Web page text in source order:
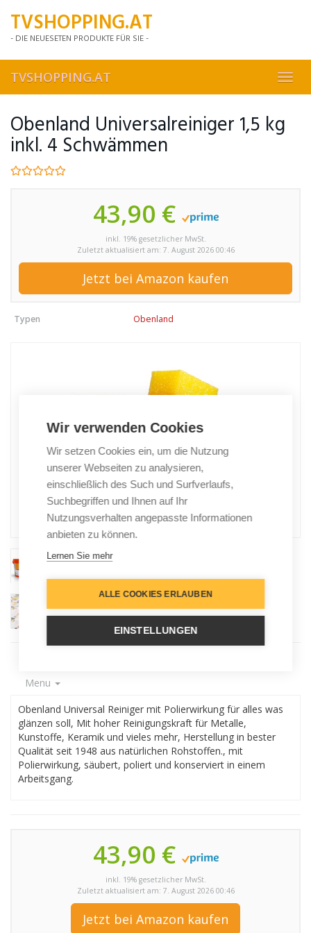
mainTVSHOPPING.AT
- DIE NEUESETEN PRODUKTE FÜR SIE -
TVSHOPPING.AT
Obenland Universalreiniger 1,5 kg
inkl. 4 Schwämmen
43,90 €
inkl. 19% gesetzlicher MwSt.
Zuletzt aktualisiert am: 7. August 2026 00:46
Jetzt bei Amazon kaufen
Typen Obenland
Menu
Obenland Universal Reiniger mit Polierwirkung für alles was
glänzen soll, Mit hoher Reinigungskraft für Metalle,
Kunstoffe, Keramik und vieles mehr, Herstellung in bester
Qualität seit 1948 aus natürlichen Rohstoffen., mit
Polierwirkung, säubert, poliert und konserviert in einem
Arbeitsgang.
43,90 €
inkl. 19% gesetzlicher MwSt.
Zuletzt aktualisiert am: 7. August 2026 00:46
Jetzt bei Amazon kaufen
Wir verwenden Cookies
Wir setzen Cookies ein, um die Nutzung
unserer Webseiten zu analysieren,
einschließlich des Such und Surfverlaufs,
Suchbegriffen und Ihnen auf Ihr
Nutzungsverhalten angepasste Informationen
anbieten zu können.
Lernen Sie mehr
ALLE COOKIES ERLAUBEN
EINSTELLUNGEN